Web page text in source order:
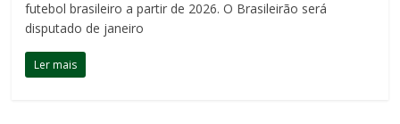
futebol brasileiro a partir de 2026. O Brasileirão será
disputado de janeiro
Ler mais